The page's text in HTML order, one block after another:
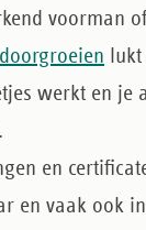
voorman
doorgroeien
werkt en je
en
en vaak ook